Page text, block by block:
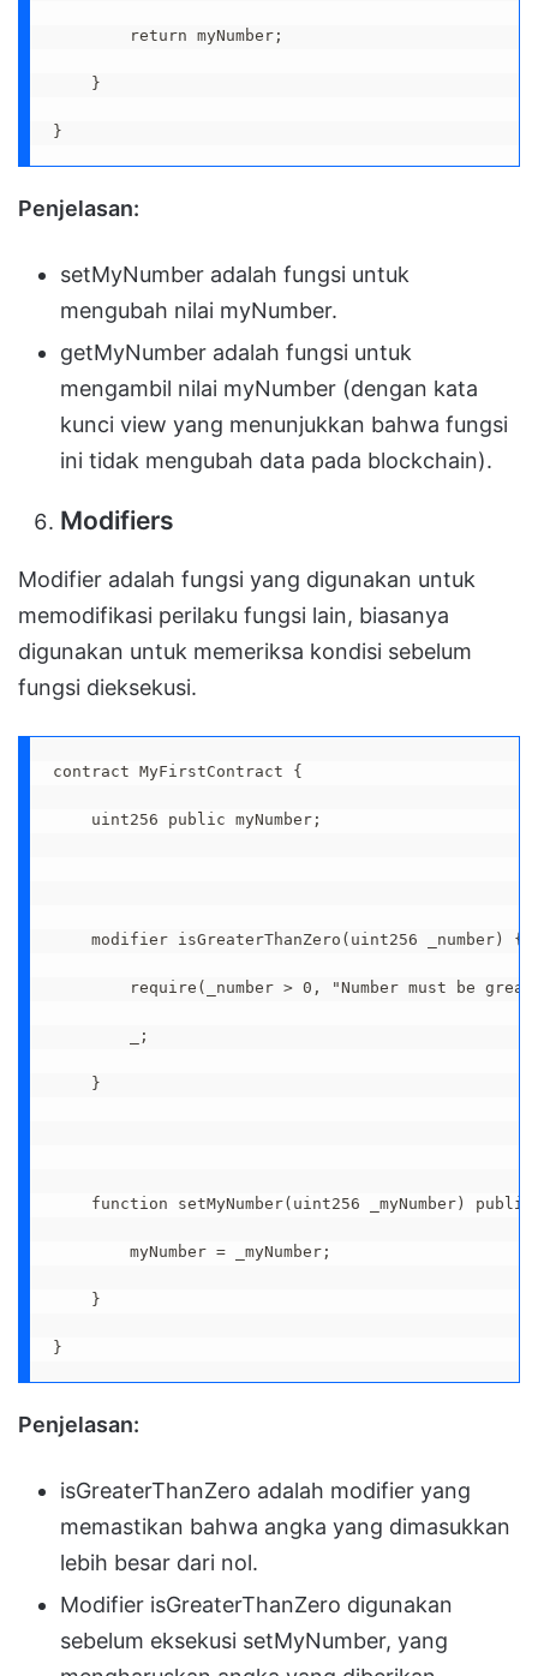
return myNumber;
}
}
Penjelasan:
setMyNumber adalah fungsi untuk
mengubah nilai myNumber.
getMyNumber adalah fungsi untuk
mengambil nilai myNumber (dengan kata
kunci view yang menunjukkan bahwa fungsi
ini tidak mengubah data pada blockchain).
Modifiers
Modifier adalah fungsi yang digunakan untuk
memodifikasi perilaku fungsi lain, biasanya
digunakan untuk memeriksa kondisi sebelum
fungsi dieksekusi.
contract MyFirstContract {
uint256 public myNumber;
modifier isGreaterThanZero(uint256 _number) {
require(_number > 0, "Number must be
_;
}
function setMyNumber(uint256 _myNumber) public
myNumber = _myNumber;
}
}
Penjelasan:
isGreaterThanZero adalah modifier yang
memastikan bahwa angka yang dimasukkan
lebih besar dari nol.
Modifier isGreaterThanZero digunakan
sebelum eksekusi setMyNumber, yang